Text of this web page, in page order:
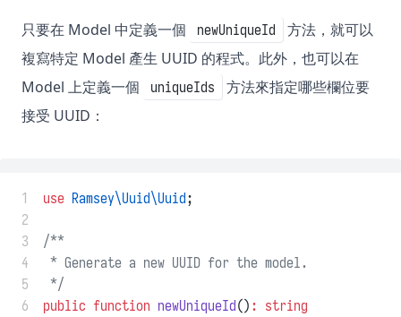
只要在 Model 中定義一個 newUniqueId
方法，就可以
複寫特定 Model 產生 UUID 的程式。此外，也可以在
Model 上定義一個
uniqueIds
方法來指定哪些欄位要
接受 UUID：
1 use Ramsey\Uuid\Uuid;
2
3
/**
4
* Generate a new UUID for the model.
5
*/
6
public function newUniqueId() : string